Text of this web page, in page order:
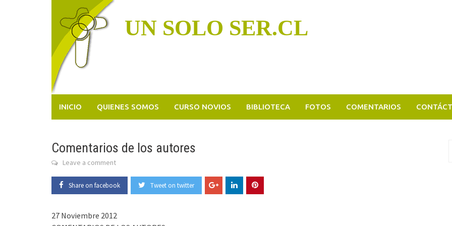
UN SOLO SER.CL
INICIO QUIENES SOMOS CURSO NOVIOS BIBLIOTECA FOTOS COMENTARIOS
Comentarios de los autores
Leave a comment
Share on facebook Tweet on twitter
27 Noviembre 2012